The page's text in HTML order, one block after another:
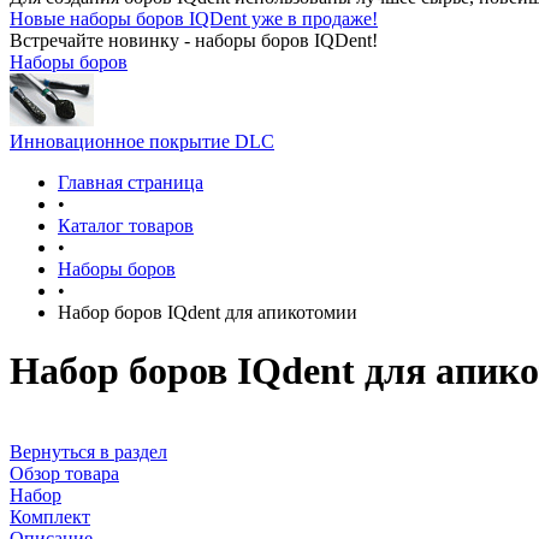
Новые наборы боров IQDent уже в продаже!
Встречайте новинку - наборы боров IQDent!
Наборы боров
Инновационное покрытие DLC
Главная страница
•
Каталог товаров
•
Наборы боров
•
Набор боров IQdent для апикотомии
Набор боров IQdent для
Вернуться в раздел
Обзор товара
Набор
Комплект